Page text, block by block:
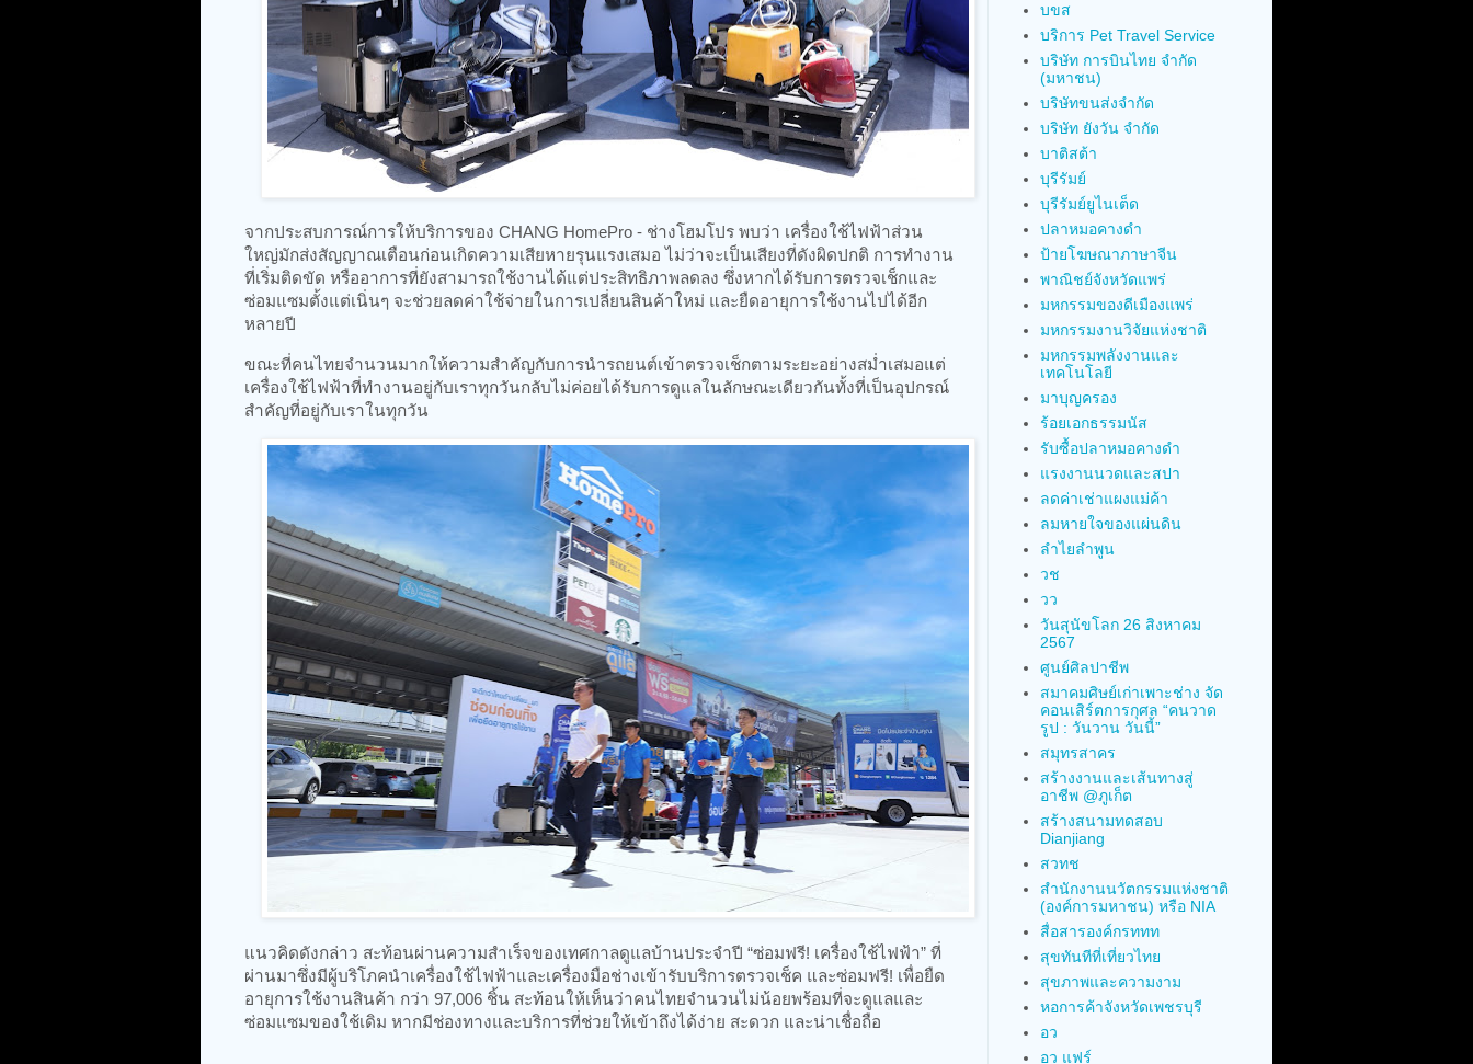
จากประสบการณ์การให้บริการของ CHANG HomePro - ช่างโฮมโปร พบว่า เครื่องใช้ไฟฟ้าส่วน
ใหญ่มักส่งสัญญาณเตือนก่อนเกิดความเสียหายรุนแรงเสมอ ไม่ว่าจะเป็นเสียงที่ดังผิดปกติ การทำงาน
ที่เริ่มติดขัด หรืออาการที่ยังสามารถใช้งานได้แต่ประสิทธิภาพลดลง ซึ่งหากได้รับการตรวจเช็กและ
ซ่อมแซมตั้งแต่เนิ่นๆ จะช่วยลดค่าใช้จ่ายในการเปลี่ยนสินค้าใหม่ และยืดอายุการใช้งานไปได้อีก
หลายปี
ขณะที่คนไทยจำนวนมากให้ความสำคัญกับการนำรถยนต์เข้าตรวจเช็กตามระยะอย่างสม่ำเสมอแต่
เครื่องใช้ไฟฟ้าที่ทำงานอยู่กับเราทุกวันกลับไม่ค่อยได้รับการดูแลในลักษณะเดียวกันทั้งที่เป็นอุปกรณ์
สำคัญที่อยู่กับเราในทุกวัน
แนวคิดดังกล่าว สะท้อนผ่านความสำเร็จของเทศกาลดูแลบ้านประจำปี “ซ่อมฟรี! เครื่องใช้ไฟฟ้า” ที่
ผ่านมาซึ่งมีผู้บริโภคนำเครื่องใช้ไฟฟ้าและเครื่องมือช่างเข้ารับบริการตรวจเช็ค และซ่อมฟรี! เพื่อยืด
อายุการใช้งานสินค้า กว่า 97,006 ชิ้น สะท้อนให้เห็นว่าคนไทยจำนวนไม่น้อยพร้อมที่จะดูแลและ
ซ่อมแซมของใช้เดิม หากมีช่องทางและบริการที่ช่วยให้เข้าถึงได้ง่าย สะดวก และน่าเชื่อถือ
บขส
บริการ Pet Travel Service
บริษัท การบินไทย จำกัด
(มหาชน)
บริษัทขนส่งจำกัด
บริษัท ยังวัน จำกัด
บาติสต้า
บุรีรัมย์
บุรีรัมย์ยูไนเต็ด
ปลาหมอคางดำ
ป้ายโฆษณาภาษาจีน
พาณิชย์จังหวัดแพร่
มหกรรมของดีเมืองแพร่
มหกรรมงานวิจัยแห่งชาติ
มหกรรมพลังงานและ
เทคโนโลยี
มาบุญครอง
ร้อยเอกธรรมนัส
รับซื้อปลาหมอคางดำ
แรงงานนวดและสปา
ลดค่าเช่าแผงแม่ค้า
ลมหายใจของแผ่นดิน
ลำไยลำพูน
วช
วว
วันสุนัขโลก 26 สิงหาคม
2567
ศูนย์ศิลปาชีพ
สมาคมศิษย์เก่าเพาะช่าง จัด
คอนเสิร์ตการกุศล “คนวาด
รูป : วันวาน วันนี้”
สมุทรสาคร
สร้างงานและเส้นทางสู่
อาชีพ @ภูเก็ต
สร้างสนามทดสอบ
Dianjiang
สวทช
สำนักงานนวัตกรรมแห่งชาติ
(องค์การมหาชน) หรือ NIA
สื่อสารองค์กรททท
สุขทันทีที่เที่ยวไทย
สุขภาพและความงาม
หอการค้าจังหวัดเพชรบุรี
อว
อว แฟร์